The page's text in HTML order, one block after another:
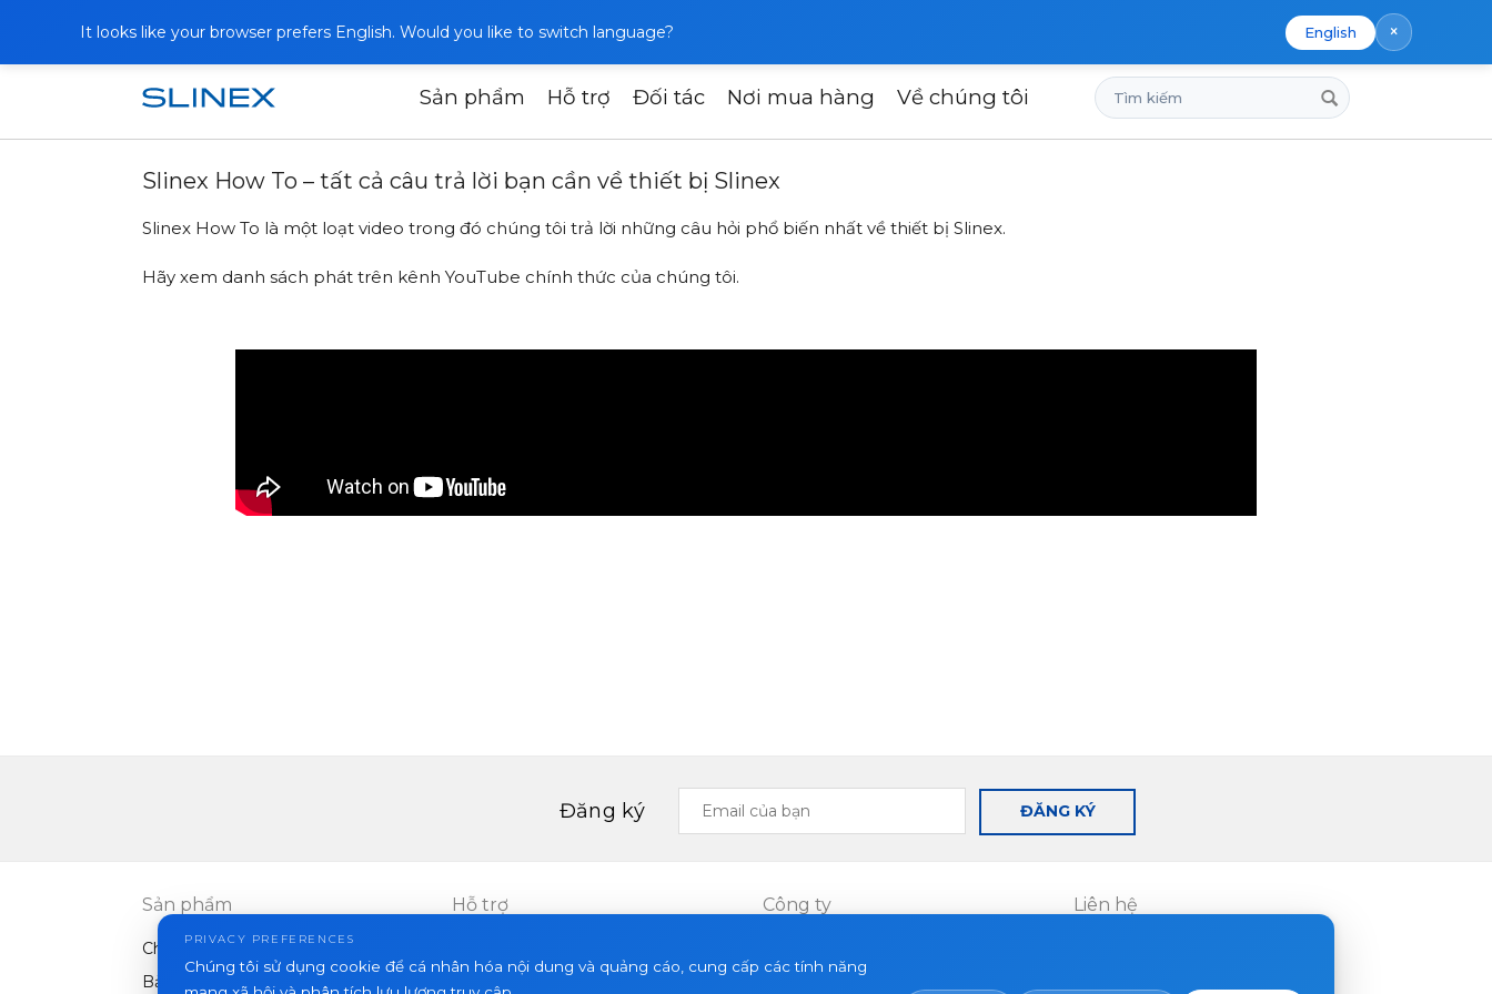
It looks like your browser prefers English. Would you like to switch language? English ×
Sản phẩm Hỗ trợ Đối tác Nơi mua hàng Về chúng tôi
Tìm
kiếm
Trang chủ Tin tức Slinex How To – tất cả câu trả lời bạn cần về thiết bị Slinex
Slinex How To – tất cả câu trả lời bạn cần về thiết bị Slinex
Slinex How To là một loạt video trong đó chúng tôi trả lời những câu hỏi phổ biến nhất về thiết bị Slinex.
Hãy xem danh sách phát trên kênh YouTube chính thức của chúng tôi.
Đăng ký
Email
của
ĐĂNG KÝ
Sản phẩm
Chuông cửa video
Bảng điều khiển ngoài trời
Hỗ trợ Công ty
Về chúng tôi
Liên hệ
PRIVACY PREFERENCES
Chúng tôi sử dụng cookie để cá nhân hóa nội dung và quảng cáo, cung cấp các tính năng